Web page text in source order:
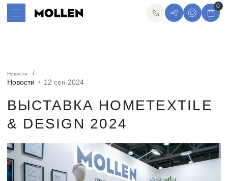
0
Новости
Новости 12 сен 2024
ВЫСТАВКА HOMETEXTILE
& DESIGN 2024